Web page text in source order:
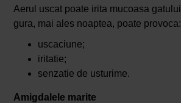
Aerul uscat poate irita mucoasa
gura, mai ales noaptea, poate provoca:
uscaciune;
iritatie;
senzatie de usturime.
Amigdalele marite